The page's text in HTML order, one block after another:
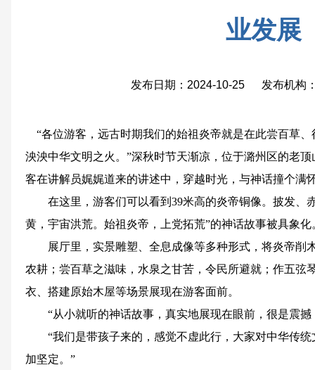
业发展
发布日期：2024-10-25 发布机构
“各位游客，远古时期我们的始祖炎帝就是在此尝百草
泱泱中华文明之火。”深秋时节天渐凉，位于潞州区的老
客在讲解员娓娓道来的讲述中，穿越时光，与神话撞个满
在这里，游客们可以看到39米高的炎帝铜像。披发、
黄，宇宙洪荒。始祖炎帝，上党拓荒”的神话故事被具象化
展厅里，实景雕塑、全息成像等多种形式，将炎帝削
农耕；尝百草之滋味，水泉之甘苦，令民所避就；作五弦
衣、搭建原始木屋等场景展现在游客面前。
“从小就听的神话故事，真实地展现在眼前，很是震撼
“我们是带孩子来的，感觉不虚此行，大家对中华传统
加坚定。”